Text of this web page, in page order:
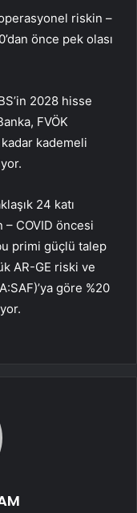
riskin –
önce pek olası
2028 hisse
FVÖK
kadar kademeli
24 katı
COVID öncesi
primi güçlü talep
AR-GE riski ve
’ya göre %20